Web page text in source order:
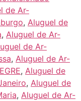
de Ar-
, Aluguel de
, Aluguel de Ar-
de Ar-
, Aluguel de Ar-
, Aluguel de
, Aluguel de
, Aluguel de Ar-